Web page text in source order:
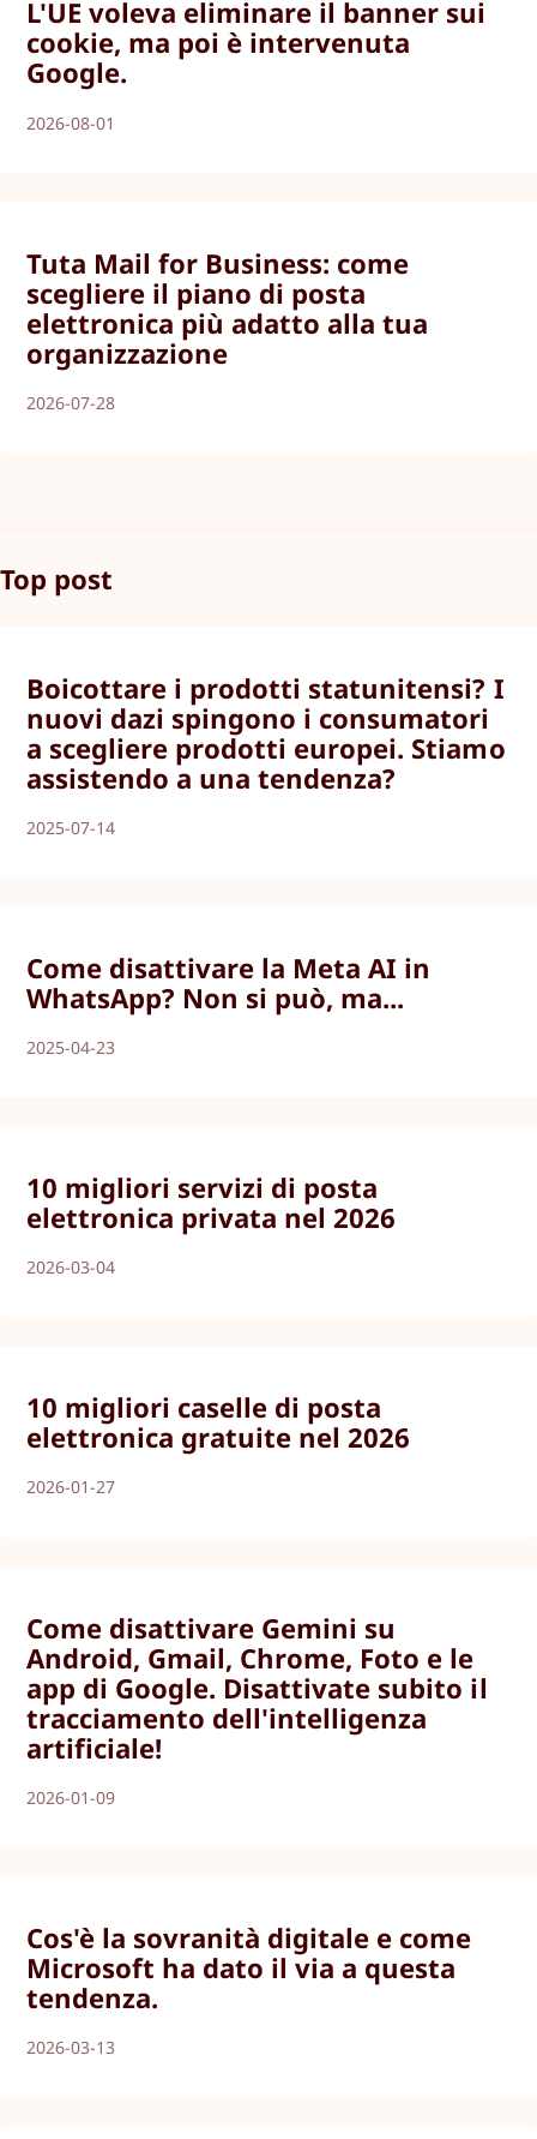
L'UE voleva eliminare il banner sui
cookie, ma poi è intervenuta
Google.
2026-08-01
Tuta Mail for Business: come
scegliere il piano di posta
elettronica più adatto alla tua
organizzazione
2026-07-28
Top post
Boicottare i prodotti statunitensi? I
nuovi dazi spingono i consumatori
a scegliere prodotti europei. Stiamo
assistendo a una tendenza?
2025-07-14
Come disattivare la Meta AI in
WhatsApp? Non si può, ma...
2025-04-23
10 migliori servizi di posta
elettronica privata nel 2026
2026-03-04
10 migliori caselle di posta
elettronica gratuite nel 2026
2026-01-27
Come disattivare Gemini su
Android, Gmail, Chrome, Foto e le
app di Google. Disattivate subito il
tracciamento dell'intelligenza
artificiale!
2026-01-09
Cos'è la sovranità digitale e come
Microsoft ha dato il via a questa
tendenza.
2026-03-13